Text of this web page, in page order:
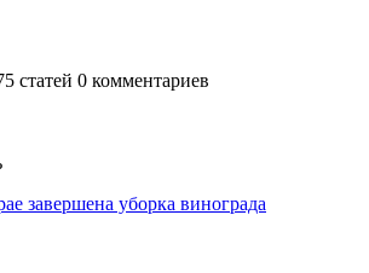
статей 0 комментариев
завершена уборка винограда